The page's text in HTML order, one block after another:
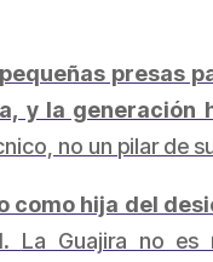
presas
y la generación
no un pilar de
como hija del
La Guajira no es